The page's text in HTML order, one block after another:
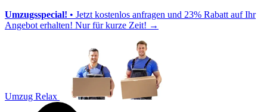
Umzugsspecial! • Jetzt kostenlos anfragen und 23% Rabatt auf Ihr
Angebot erhalten! Nur für kurze Zeit! →
Umzug Relax